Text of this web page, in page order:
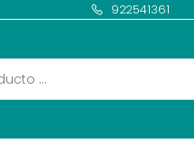
922541361